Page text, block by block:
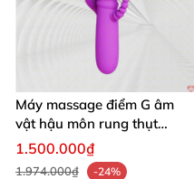
Máy massage điểm G âm
vật hậu môn rung thụt
mạnh giải tỏa sinh lý
1.500.000₫
1.974.000₫ -24%